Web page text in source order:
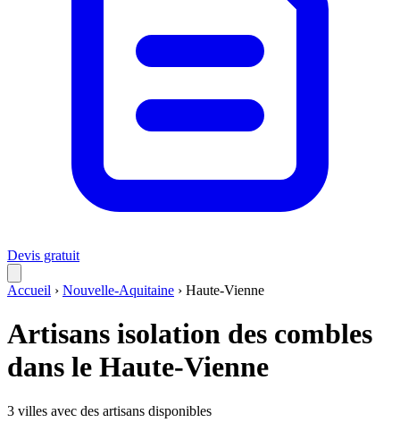
Devis gratuit
Accueil › Nouvelle-Aquitaine › Haute-Vienne
Artisans isolation des combles
dans le Haute-Vienne
3 villes avec des artisans disponibles